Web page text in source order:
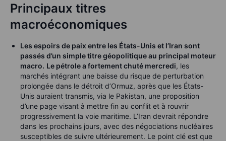
Principaux titres
macroéconomiques
Les espoirs de paix entre les États-Unis et l’Iran sont
passés d’un simple titre géopolitique au principal moteur
macro. Le pétrole a fortement chuté mercredi, les
marchés intégrant une baisse du risque de perturbation
prolongée dans le détroit d’Ormuz, après que les États-
Unis auraient transmis, via le Pakistan, une proposition
d’une page visant à mettre fin au conflit et à rouvrir
progressivement la voie maritime. L’Iran devrait répondre
dans les prochains jours, avec des négociations nucléaires
susceptibles de suivre ultérieurement. Le point clé est que